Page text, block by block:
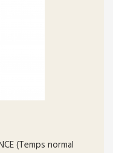
(Temps normal